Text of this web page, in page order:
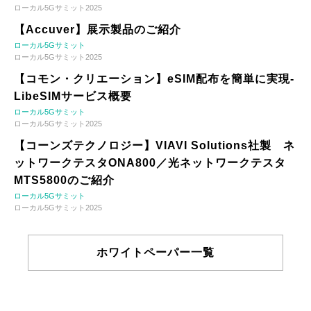
ローカル5Gサミット2025
【Accuver】展示製品のご紹介
ローカル5Gサミット
ローカル5Gサミット2025
【コモン・クリエーション】eSIM配布を簡単に実現-
LibeSIMサービス概要
ローカル5Gサミット
ローカル5Gサミット2025
【コーンズテクノロジー】VIAVI Solutions社製 ネ
ットワークテスタONA800／光ネットワークテスタ
MTS5800のご紹介
ローカル5Gサミット
ローカル5Gサミット2025
ホワイトペーパー一覧